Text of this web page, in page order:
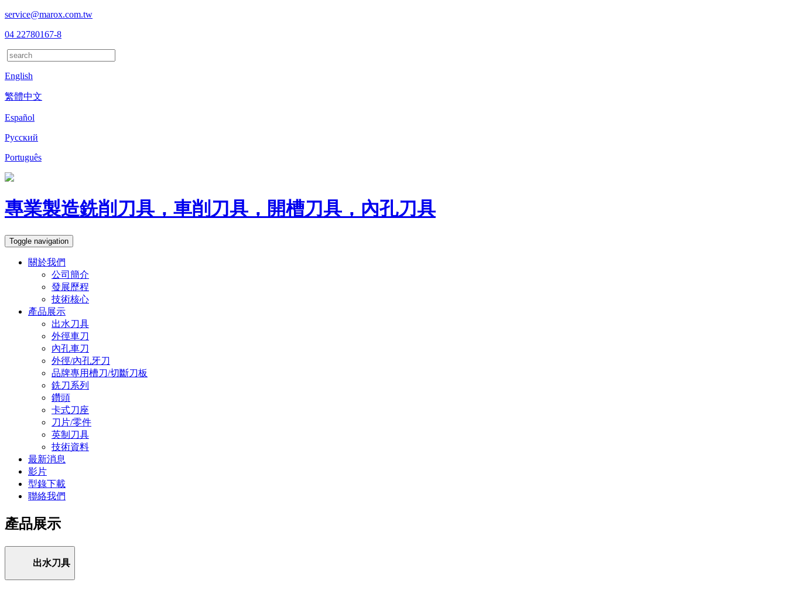
service@marox.com.tw
04 22780167-8
English
繁體中文
Español
Русский
Português
專業製造銑削刀具，車削刀具，開槽刀具，內孔刀具
Toggle navigation
關於我們
公司簡介
發展歷程
技術核心
產品展示
出水刀具
外徑車刀
內孔車刀
外徑/內孔牙刀
品牌專用槽刀/切斷刀板
銑刀系列
鑽頭
卡式刀座
刀片/零件
英制刀具
技術資料
最新消息
影片
型錄下載
聯絡我們
產品展示
出水刀具